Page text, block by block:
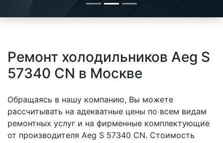
Ремонт холодильников Aeg S
57340 CN в Москве
Обращаясь в нашу компанию, Вы можете
рассчитывать на адекватные цены по всем видам
ремонтных услуг и на фирменные комплектующие
от производителя Aeg S 57340 CN. Стоимость